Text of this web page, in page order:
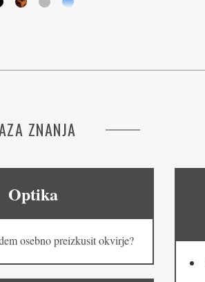
ZNANJA
Optika
osebno preizkusit okvirje?